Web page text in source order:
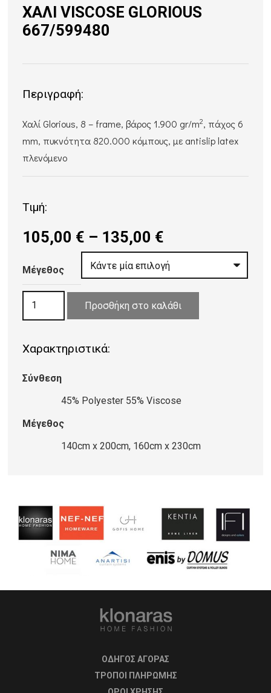
ΧΑΛΙ VISCOSE GLORIOUS
667/599480
Περιγραφή:
Χαλί Glorious, 8 – frame, βάρος 1.900 gr/m2, πάχος 6
mm, πυκνότητα 820.000 κόμπους, με antislip latex
πλενόμενο
Τιμή:
105,00 € – 135,00 €
range:
105,00 €
135,00 €
Μέγεθος
ΧΑΛΙ
667/599480
Προσθήκη στο καλάθι
Χαρακτηριστικά:
Σύνθεση
45% Polyester 55% Viscose
Μέγεθος
140cm x 200cm, 160cm x 230cm
ΟΔΗΓΟΣ ΑΓΟΡΑΣ
ΤΡΟΠΟΙ ΠΛΗΡΩΜΗΣ